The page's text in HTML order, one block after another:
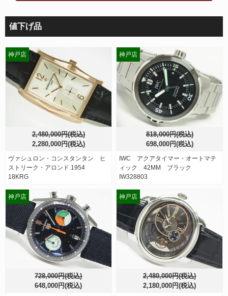
値下げ品
2,480,000円(税込)
2,280,000円(税込)
ヴァシュロン・コンスタンタン ヒ
ストリーク・アロンド 1954
18KRG
神戸店
818,000円(税込)
698,000円(税込)
IWC アクアタイマー・オートマテ
ィック 42MM ブラック
IW328803
神戸店
728,000円(税込)
648,000円(税込)
神戸店
2,480,000円(税込)
2,180,000円(税込)
神戸店